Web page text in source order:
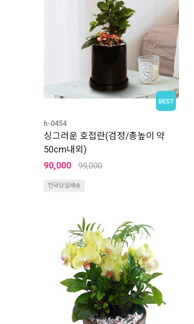
BEST
h-0454
싱그러운 호접란(검정/총높이 약
50cm내외)
90,000
99,000
전국당일배송